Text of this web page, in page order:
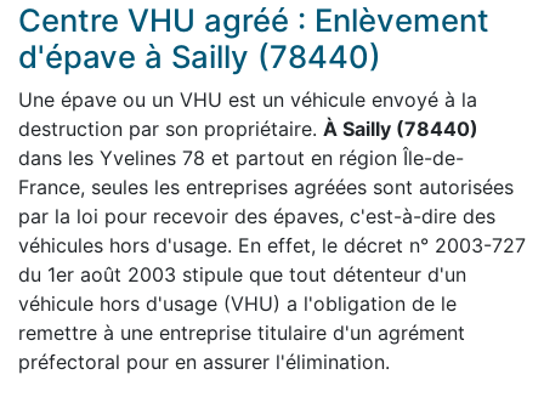
Centre VHU agréé : Enlèvement
d'épave à Sailly (78440)
Une épave ou un VHU est un véhicule envoyé à la
destruction par son propriétaire. À Sailly (78440)
dans les Yvelines 78 et partout en région Île-de-
France, seules les entreprises agréées sont autorisées
par la loi pour recevoir des épaves, c'est-à-dire des
véhicules hors d'usage. En effet, le décret n° 2003-727
du 1er août 2003 stipule que tout détenteur d'un
véhicule hors d'usage (VHU) a l'obligation de le
remettre à une entreprise titulaire d'un agrément
préfectoral pour en assurer l'élimination.